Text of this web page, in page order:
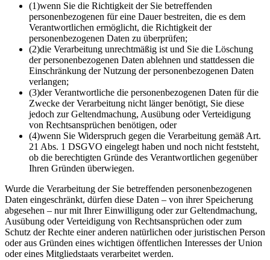
(1)wenn Sie die Richtigkeit der Sie betreffenden
personenbezogenen für eine Dauer bestreiten, die es dem
Verantwortlichen ermöglicht, die Richtigkeit der
personenbezogenen Daten zu überprüfen;
(2)die Verarbeitung unrechtmäßig ist und Sie die Löschung
der personenbezogenen Daten ablehnen und stattdessen die
Einschränkung der Nutzung der personenbezogenen Daten
verlangen;
(3)der Verantwortliche die personenbezogenen Daten für die
Zwecke der Verarbeitung nicht länger benötigt, Sie diese
jedoch zur Geltendmachung, Ausübung oder Verteidigung
von Rechtsansprüchen benötigen, oder
(4)wenn Sie Widerspruch gegen die Verarbeitung gemäß Art.
21 Abs. 1 DSGVO eingelegt haben und noch nicht feststeht,
ob die berechtigten Gründe des Verantwortlichen gegenüber
Ihren Gründen überwiegen.
Wurde die Verarbeitung der Sie betreffenden personenbezogenen
Daten eingeschränkt, dürfen diese Daten – von ihrer Speicherung
abgesehen – nur mit Ihrer Einwilligung oder zur Geltendmachung,
Ausübung oder Verteidigung von Rechtsansprüchen oder zum
Schutz der Rechte einer anderen natürlichen oder juristischen Person
oder aus Gründen eines wichtigen öffentlichen Interesses der Union
oder eines Mitgliedstaats verarbeitet werden.